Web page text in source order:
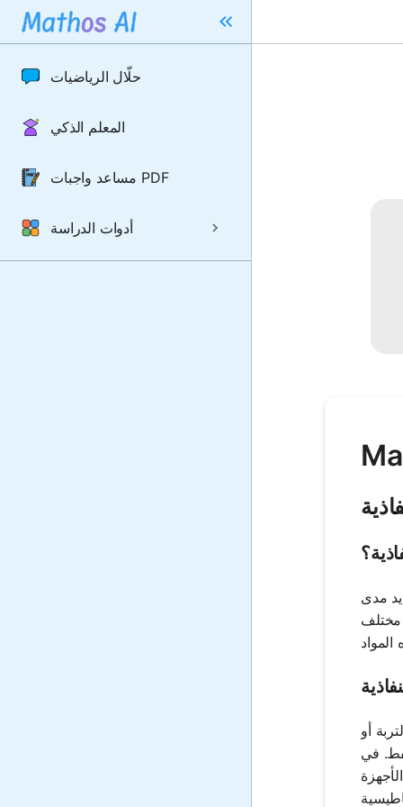
حلّال الرياضيات
المعلم الذكي
مساعد واجبات PDF
أدوات الدراسة
مدى
مختلف
أو
في